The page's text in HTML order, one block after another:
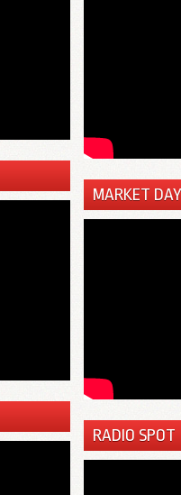
MARKET
RADIO SPOT